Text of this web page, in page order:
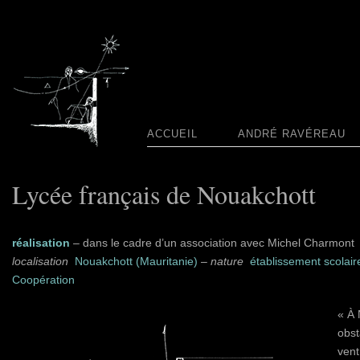
ACCUEIL ANDRÉ RAVÉREAU
Lycée français de Nouakchott
réalisation – dans le cadre d’un association avec Michel Charmont
localisation
Nouakchott (Mauritanie) – nature établissement
Coopération
« À